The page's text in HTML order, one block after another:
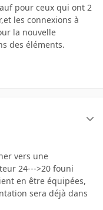
pour ceux qui ont 2
les connexions à
la nouvelle
des éléments.
vers une
24--->20 founi
en être équipées,
sera déjà dans